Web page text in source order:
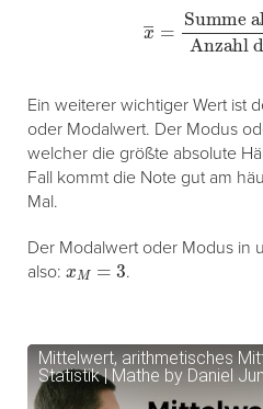
aller Wert
Ein weiterer wichtiger Wert ist
oder Modalwert. Der Modus
welcher die größte absolute
Fall kommt die Note gut am
Mal.
Der Modalwert oder Modus in
also: xM=3 .
Mittelwert, arithmetisches
Statistik | Mathe by Daniel